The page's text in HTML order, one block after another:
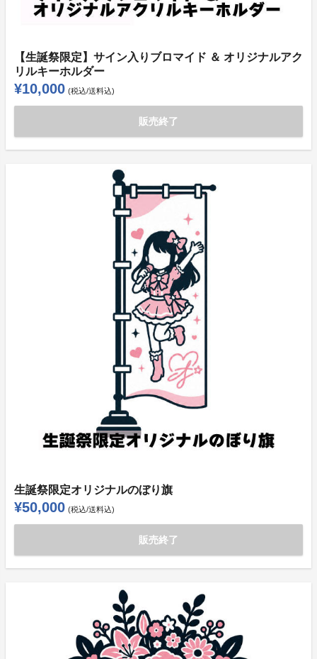
【生誕祭限定】サイン入りブロマイド ＆ オリジナルアク
リルキーホルダー
¥10,000 (税込/送料込)
販売終了
生誕祭限定オリジナルのぼり旗
¥50,000 (税込/送料込)
販売終了